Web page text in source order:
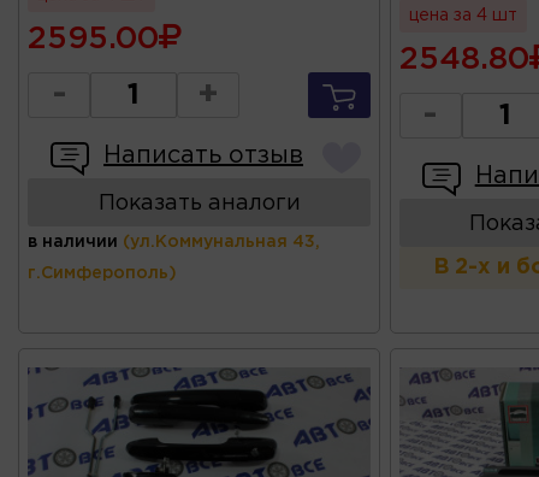
2595.00
- +
Написать отзыв
Показать аналоги
в наличии (ул.Коммунальная 43,
г.Симферополь)
цена за 4 шт
2548.80
-
В 2-х и